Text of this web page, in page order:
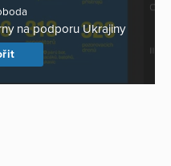
na podporu Ukrajiny